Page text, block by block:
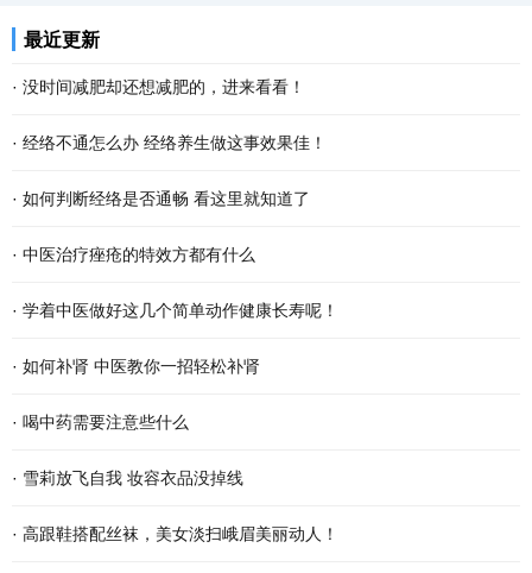
最近更新
· 没时间减肥却还想减肥的，进来看看！
· 经络不通怎么办 经络养生做这事效果佳！
· 如何判断经络是否通畅 看这里就知道了
· 中医治疗痤疮的特效方都有什么
· 学着中医做好这几个简单动作健康长寿呢！
· 如何补肾 中医教你一招轻松补肾
· 喝中药需要注意些什么
· 雪莉放飞自我 妆容衣品没掉线
· 高跟鞋搭配丝袜，美女淡扫峨眉美丽动人！